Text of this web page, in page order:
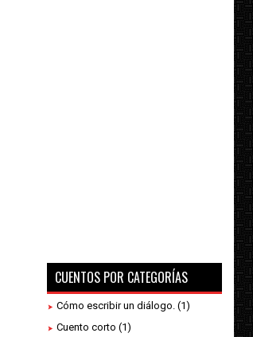
CUENTOS POR CATEGORÍAS
Cómo escribir un diálogo. (1)
Cuento corto (1)